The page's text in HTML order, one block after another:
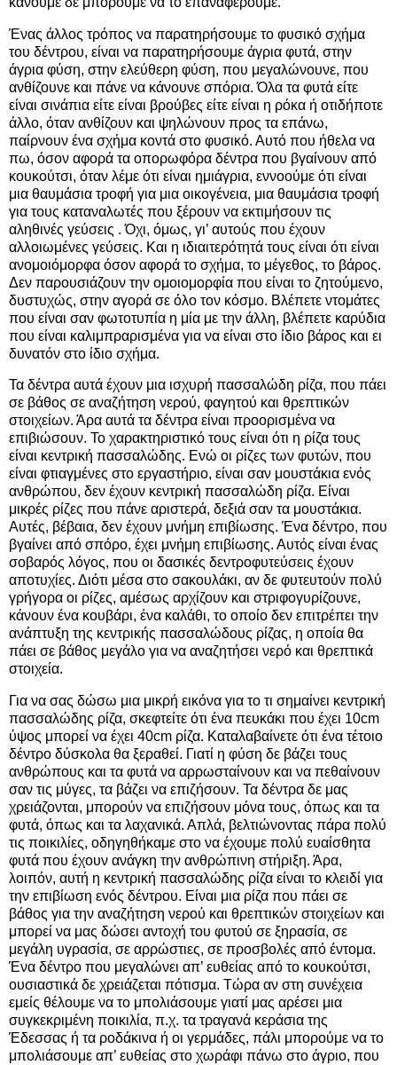
Ένας άλλος τρόπος να παρατηρήσουμε το φυσικό σχήμα
του δέντρου, είναι να παρατηρήσουμε άγρια φυτά, στην
άγρια φύση, στην ελεύθερη φύση, που μεγαλώνουνε, που
ανθίζουνε και πάνε να κάνουνε σπόρια. Όλα τα φυτά είτε
είναι σινάπια είτε είναι βρούβες είτε είναι η ρόκα ή οτιδήποτε
άλλο, όταν ανθίζουν και ψηλώνουν προς τα επάνω,
παίρνουν ένα σχήμα κοντά στο φυσικό. Αυτό που ήθελα να
πω, όσον αφορά τα οπορωφόρα δέντρα που βγαίνουν από
κουκούτσι, όταν λέμε ότι είναι ημιάγρια, εννοούμε ότι είναι
μια θαυμάσια τροφή για μια οικογένεια, μια θαυμάσια τροφή
για τους καταναλωτές που ξέρουν να εκτιμήσουν τις
αληθινές γεύσεις . Όχι, όμως, γι’ αυτούς που έχουν
αλλοιωμένες γεύσεις. Και η ιδιαιτερότητά τους είναι ότι είναι
ανομοιόμορφα όσον αφορά το σχήμα, το μέγεθος, το βάρος.
Δεν παρουσιάζουν την ομοιομορφία που είναι το ζητούμενο,
δυστυχώς, στην αγορά σε όλο τον κόσμο. Βλέπετε ντομάτες
που είναι σαν φωτοτυπία η μία με την άλλη, βλέπετε καρύδια
που είναι καλιμπραρισμένα για να είναι στο ίδιο βάρος και ει
δυνατόν στο ίδιο σχήμα.
Τα δέντρα αυτά έχουν μια ισχυρή πασσαλώδη ρίζα, που πάει
σε βάθος σε αναζήτηση νερού, φαγητού και θρεπτικών
στοιχείων. Άρα αυτά τα δέντρα είναι προορισμένα να
επιβιώσουν. Το χαρακτηριστικό τους είναι ότι η ρίζα τους
είναι κεντρική πασσαλώδης. Ενώ οι ρίζες των φυτών, που
είναι φτιαγμένες στο εργαστήριο, είναι σαν μουστάκια ενός
ανθρώπου, δεν έχουν κεντρική πασσαλώδη ρίζα. Είναι
μικρές ρίζες που πάνε αριστερά, δεξιά σαν τα μουστάκια.
Αυτές, βέβαια, δεν έχουν μνήμη επιβίωσης. Ένα δέντρο, που
βγαίνει από σπόρο, έχει μνήμη επιβίωσης. Αυτός είναι ένας
σοβαρός λόγος, που οι δασικές δεντροφυτεύσεις έχουν
αποτυχίες. Διότι μέσα στο σακουλάκι, αν δε φυτευτούν πολύ
γρήγορα οι ρίζες, αμέσως αρχίζουν και στριφογυρίζουνε,
κάνουν ένα κουβάρι, ένα καλάθι, το οποίο δεν επιτρέπει την
ανάπτυξη της κεντρικής πασσαλώδους ρίζας, η οποία θα
πάει σε βάθος μεγάλο για να αναζητήσει νερό και θρεπτικά
στοιχεία.
Για να σας δώσω μια μικρή εικόνα για το τι σημαίνει κεντρική
πασσαλώδης ρίζα, σκεφτείτε ότι ένα πευκάκι που έχει 10cm
ύψος μπορεί να έχει 40cm ρίζα. Καταλαβαίνετε ότι ένα τέτοιο
δέντρο δύσκολα θα ξεραθεί. Γιατί η φύση δε βάζει τους
ανθρώπους και τα φυτά να αρρωσταίνουν και να πεθαίνουν
σαν τις μύγες, τα βάζει να επιζήσουν. Τα δέντρα δε μας
χρειάζονται, μπορούν να επιζήσουν μόνα τους, όπως και τα
φυτά, όπως και τα λαχανικά. Απλά, βελτιώνοντας πάρα πολύ
τις ποικιλίες, οδηγηθήκαμε στο να έχουμε πολύ ευαίσθητα
φυτά που έχουν ανάγκη την ανθρώπινη στήριξη. Άρα,
λοιπόν, αυτή η κεντρική πασσαλώδης ρίζα είναι το κλειδί για
την επιβίωση ενός δέντρου. Είναι μια ρίζα που πάει σε
βάθος για την αναζήτηση νερού και θρεπτικών στοιχείων και
μπορεί να μας δώσει αντοχή του φυτού σε ξηρασία, σε
μεγάλη υγρασία, σε αρρώστιες, σε προσβολές από έντομα.
Ένα δέντρο που μεγαλώνει απ’ ευθείας από το κουκούτσι,
ουσιαστικά δε χρειάζεται πότισμα. Τώρα αν στη συνέχεια
εμείς θέλουμε να το μπολιάσουμε γιατί μας αρέσει μια
συγκεκριμένη ποικιλία, π.χ. τα τραγανά κεράσια της
Έδεσσας ή τα ροδάκινα ή οι γερμάδες, πάλι μπορούμε να το
μπολιάσουμε απ’ ευθείας στο χωράφι πάνω στο άγριο, που